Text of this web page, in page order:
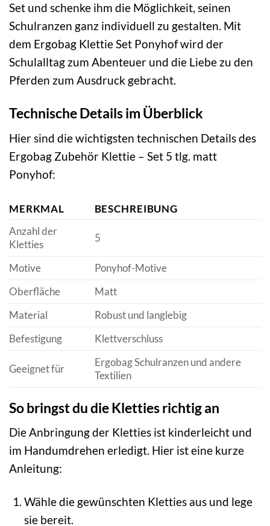
Set und schenke ihm die Möglichkeit, seinen
Schulranzen ganz individuell zu gestalten. Mit
dem Ergobag Klettie Set Ponyhof wird der
Schulalltag zum Abenteuer und die Liebe zu den
Pferden zum Ausdruck gebracht.
Technische Details im Überblick
Hier sind die wichtigsten technischen Details des
Ergobag Zubehör Klettie – Set 5 tlg. matt
Ponyhof:
MERKMAL
BESCHREIBUNG
Anzahl der
Kletties
5
Motive
Ponyhof-Motive
Oberfläche
Matt
Material
Robust und langlebig
Befestigung
Klettverschluss
Geeignet für
Ergobag Schulranzen und andere
Textilien
So bringst du die Kletties richtig an
Die Anbringung der Kletties ist kinderleicht und
im Handumdrehen erledigt. Hier ist eine kurze
Anleitung:
Wähle die gewünschten Kletties aus und lege
sie bereit.